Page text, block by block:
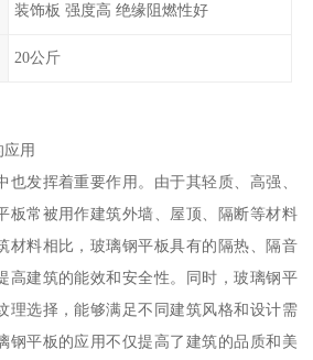
装饰板 强度高 绝缘阻燃性好
20公斤
用
也发挥着重要作用。由于其轻质、高强、
板常被用作建筑外墙、屋顶、隔断等材料
材料相比，玻璃钢平板具有的隔热、隔音
高建筑的能效和安全性。同时，玻璃钢平
理选择，能够满足不同建筑风格和设计需
钢平板的应用不仅提高了建筑的品质和美